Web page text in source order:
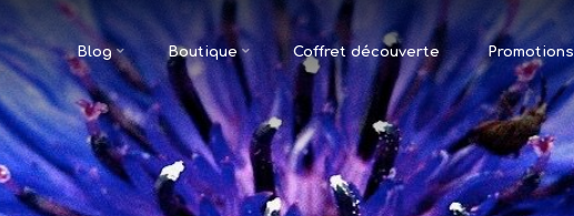
Blog Boutique Coffret découverte Promotions